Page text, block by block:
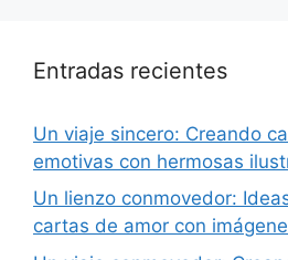
Entradas recientes
Un viaje sincero: Creando
emotivas con hermosas
Un lienzo conmovedor:
cartas de amor con